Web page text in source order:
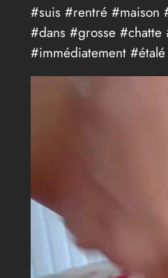
#suis #rentré #maison
#dans #grosse #chatte
#immédiatement